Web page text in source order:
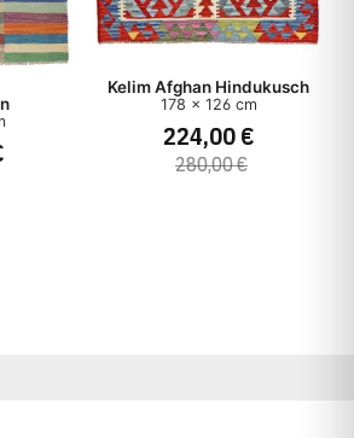
Kelim Afghan Hindukusch
178 x 126 cm
224,00 €
280,00 €